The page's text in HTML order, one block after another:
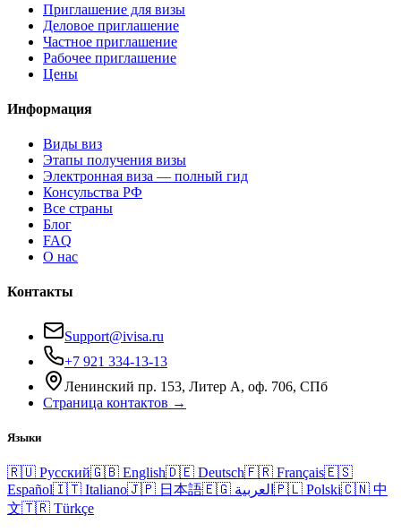
Приглашение для визы
Деловое приглашение
Частное приглашение
Рабочее приглашение
Цены
Информация
Виды виз
Этапы получения визы
Электронная виза — полный гид
Консульства РФ
Все страны
Блог
FAQ
О нас
Контакты
Support@ivisa.ru
+7 921 334-13-13
Ленинский пр. 153, Литер А, оф. 706, СПб
Страница контактов →
Языки
🇷🇺 Русский🇬🇧 English🇩🇪 Deutsch🇫🇷 Français🇪🇸
Español🇮🇹 Italiano🇯🇵 日本語🇪🇬 العربية 🇵🇱 Polski🇨🇳 中
文🇹🇷 Türkçe